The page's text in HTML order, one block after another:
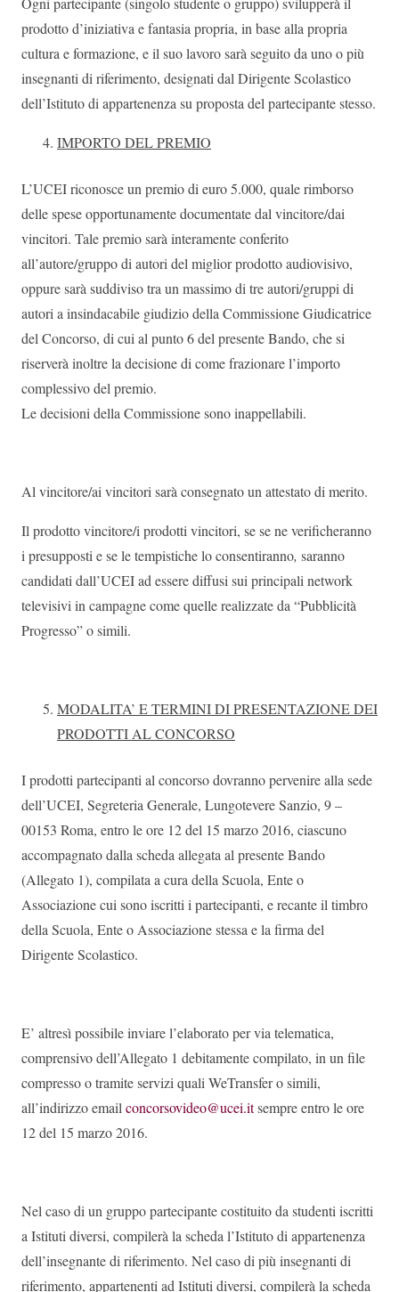
prodotto d’iniziativa e fantasia propria, in base alla propria
cultura e formazione, e il suo lavoro sarà seguito da uno o più
insegnanti di riferimento, designati dal Dirigente Scolastico
dell’Istituto di appartenenza su proposta del partecipante stesso.
IMPORTO DEL PREMIO
L’UCEI riconosce un premio di euro 5.000, quale rimborso
delle spese opportunamente documentate dal vincitore/dai
vincitori. Tale premio sarà interamente conferito
all’autore/gruppo di autori del miglior prodotto audiovisivo,
oppure sarà suddiviso tra un massimo di tre autori/gruppi di
autori a insindacabile giudizio della Commissione Giudicatrice
del Concorso, di cui al punto 6 del presente Bando, che si
riserverà inoltre la decisione di come frazionare l’importo
complessivo del premio.
Le decisioni della Commissione sono inappellabili.
Al vincitore/ai vincitori sarà consegnato un attestato di merito.
Il prodotto vincitore/i prodotti vincitori, se se ne verificheranno
i presupposti e se le tempistiche lo consentiranno, saranno
candidati dall’UCEI ad essere diffusi sui principali network
televisivi in campagne come quelle realizzate da “Pubblicità
Progresso” o simili.
MODALITA’ E TERMINI DI PRESENTAZIONE DEI
PRODOTTI AL CONCORSO
I prodotti partecipanti al concorso dovranno pervenire alla sede
dell’UCEI, Segreteria Generale, Lungotevere Sanzio, 9 –
00153 Roma, entro le ore 12 del 15 marzo 2016, ciascuno
accompagnato dalla scheda allegata al presente Bando
(Allegato 1), compilata a cura della Scuola, Ente o
Associazione cui sono iscritti i partecipanti, e recante il timbro
della Scuola, Ente o Associazione stessa e la firma del
Dirigente Scolastico.
E’ altresì possibile inviare l’elaborato per via telematica,
comprensivo dell’Allegato 1 debitamente compilato, in un file
compresso o tramite servizi quali WeTransfer o simili,
all’indirizzo email concorsovideo@ucei.itsempre entro le ore
12 del 15 marzo 2016.
Nel caso di un gruppo partecipante costituito da studenti iscritti
a Istituti diversi, compilerà la scheda l’Istituto di appartenenza
dell’insegnante di riferimento. Nel caso di più insegnanti di
riferimento, appartenenti ad Istituti diversi, compilerà la scheda